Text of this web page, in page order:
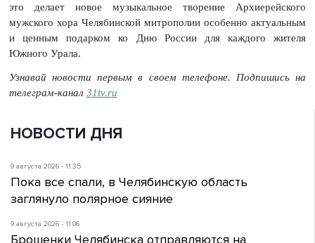
это делает новое музыкальное творение Архиерейского
мужского хора Челябинской митрополии особенно актуальным
и ценным подарком ко Дню России для каждого жителя
Южного Урала.
Узнавай новости первым в своем телефоне. Подпишись на
телеграм-канал 31tv.ru
НОВОСТИ ДНЯ
9 августа 2026 - 11:35
Пока все спали, в Челябинскую область
заглянуло полярное сияние
9 августа 2026 - 11:06
Брошенки Челябинска отправляются на